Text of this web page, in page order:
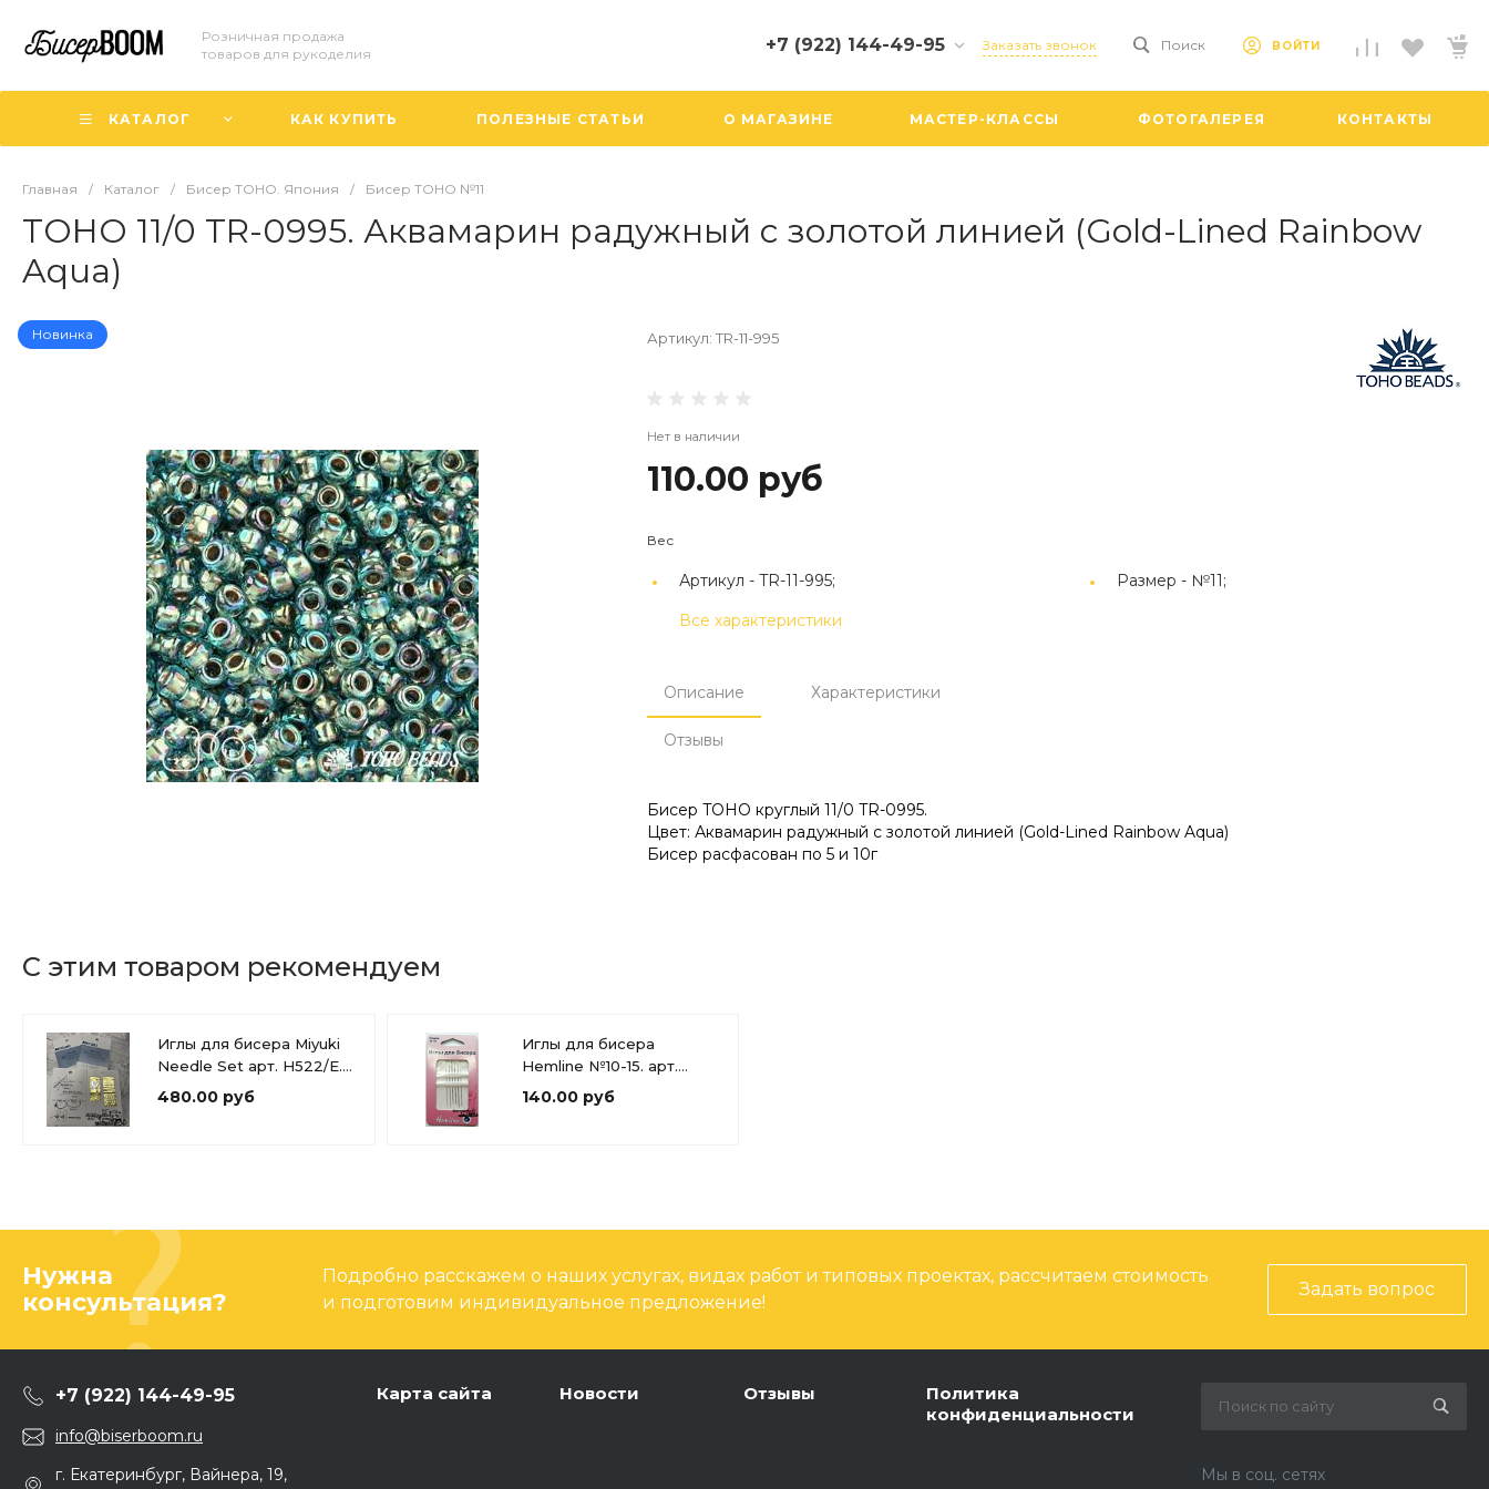
Розничная продажа
товаров для рукоделия
+7 (922) 144-49-95
+7 (922) 144-49-95
г. Екатеринбург,
info@biserboom.ru
Заказать звонок Поиск ВОЙТИ
КАТАЛОГ КАК КУПИТЬ ПОЛЕЗНЫЕ СТАТЬИ О МАГАЗИНЕ МАСТЕР-КЛАССЫ ФОТОГАЛЕРЕЯ КОНТАКТЫ
Главная / Каталог / Бисер TOHO. Япония / Бисер TOHO №11
TOHO 11/0 TR-0995. Аквамарин радужный с золотой линией (Gold-Lined Rainbow
Aqua)
Новинка Артикул:TR-11-995
Нет в наличии
110.00 руб
Вес
Артикул -TR-11-995; Размер - №11;
Все характеристики
Описание Характеристики
Отзывы
Бисер TOHO круглый 11/0 TR-0995.
Цвет: Аквамарин радужный с золотой линией (Gold-Lined Rainbow Aqua)
Бисер расфасован по 5 и 10г
С этим товаром рекомендуем
Иглы для бисера Miyuki
Needle Set арт. H522/E.
6штук
480.00 руб
Иглы для бисера
Hemline №10-15. арт.
209.101 6штук
140.00 руб
Нужна
консультация?
Подробно расскажем о наших услугах, видах работ и типовых проектах, рассчитаем стоимость
и подготовим индивидуальное предложение!
Задать вопрос
+7 (922) 144-49-95
info@biserboom.ru
г. Екатеринбург, Вайнера, 19,
Карта сайта Новости Отзывы
Политика
конфиденциальности
Мы в соц. сетях